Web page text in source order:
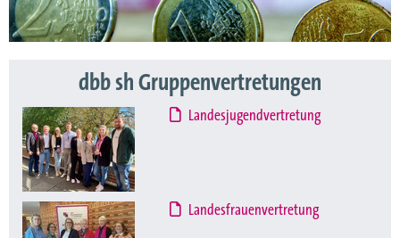
dbb sh Gruppenvertretungen
Landesjugendvertretung
Landesfrauenvertretung